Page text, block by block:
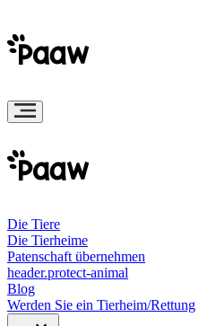
Die Tiere
Die Tierheime
Patenschaft übernehmen
header.protect-animal
Blog
Werden Sie ein Tierheim/Rettung